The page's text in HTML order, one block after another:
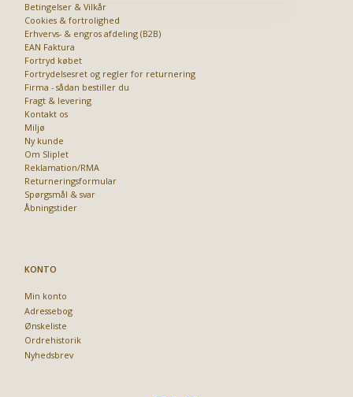
Betingelser & Vilkår
Cookies & fortrolighed
Erhvervs- & engros afdeling (B2B)
EAN Faktura
Fortryd købet
Fortrydelsesret og regler for returnering
Firma - sådan bestiller du
Fragt & levering
Kontakt os
Miljø
Ny kunde
Om Sliplet
Reklamation/RMA
Returneringsformular
Spørgsmål & svar
Åbningstider
KONTO
Min konto
Adressebog
Ønskeliste
Ordrehistorik
Nyhedsbrev